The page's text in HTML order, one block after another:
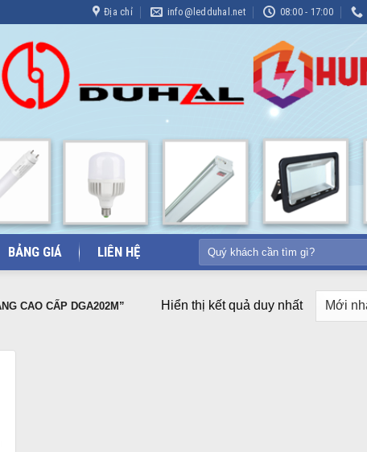
Địa chỉ info@ledduhal.net 08:00 - 17:00
BẢNG GIÁ LIÊN HỆ
Tìm
kiếm:
CAO CẤP DGA202M” Hiển thị kết quả duy nhất